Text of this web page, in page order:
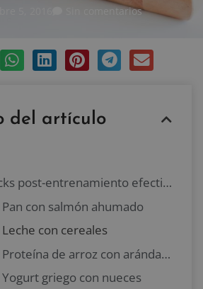
Sin comentarios
del artículo
4 snacks post-entrenamiento efectivos
Pan con salmón ahumado
Leche con cereales
3. Proteína de arroz con arándanos
Yogurt griego con nueces